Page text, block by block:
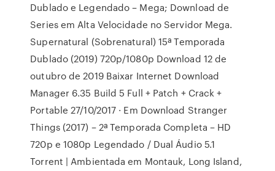
Dublado e Legendado – Mega; Download de
Series em Alta Velocidade no Servidor Mega.
Supernatural (Sobrenatural) 15ª Temporada
Dublado (2019) 720p/1080p Download 12 de
outubro de 2019 Baixar Internet Download
Manager 6.35 Build 5 Full + Patch + Crack +
Portable 27/10/2017 · Em Download Stranger
Things (2017) – 2ª Temporada Completa – HD
720p e 1080p Legendado / Dual Áudio 5.1
Torrent | Ambientada em Montauk, Long Island,